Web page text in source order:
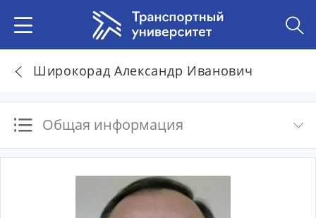
Широкорад Александр Иванович
Общая информация